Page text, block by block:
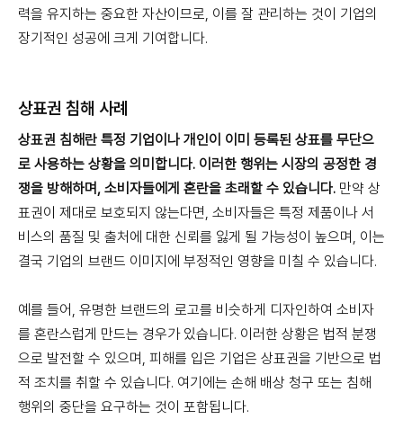
력을 유지하는 중요한 자산이므로, 이를 잘 관리하는 것이 기업의
장기적인 성공에 크게 기여합니다.
상표권 침해 사례
상표권 침해란 특정 기업이나 개인이 이미 등록된 상표를 무단으
로 사용하는 상황을 의미합니다. 이러한 행위는 시장의 공정한 경
쟁을 방해하며, 소비자들에게 혼란을 초래할 수 있습니다. 만약 상
표권이 제대로 보호되지 않는다면, 소비자들은 특정 제품이나 서
비스의 품질 및 출처에 대한 신뢰를 잃게 될 가능성이 높으며, 이는
결국 기업의 브랜드 이미지에 부정적인 영향을 미칠 수 있습니다.
예를 들어, 유명한 브랜드의 로고를 비슷하게 디자인하여 소비자
를 혼란스럽게 만드는 경우가 있습니다. 이러한 상황은 법적 분쟁
으로 발전할 수 있으며, 피해를 입은 기업은 상표권을 기반으로 법
적 조치를 취할 수 있습니다. 여기에는 손해 배상 청구 또는 침해
행위의 중단을 요구하는 것이 포함됩니다.